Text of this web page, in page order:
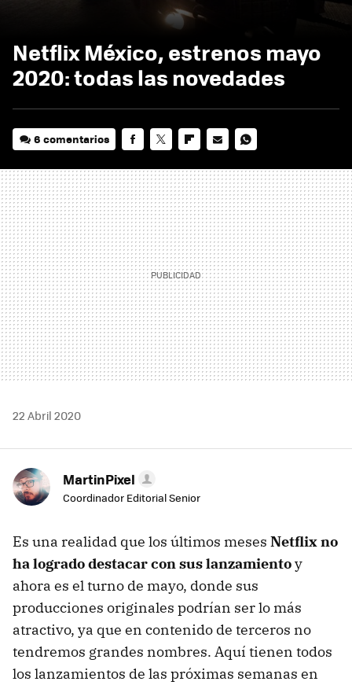
Netflix México, estrenos mayo
2020: todas las novedades
6 comentarios
MAIL
22 Abril 2020
MartinPixel
Coordinador Editorial Senior
Es una realidad que los últimos meses Netflix no
ha logrado destacar con sus lanzamientoy
ahora es el turno de mayo, donde sus
producciones originales podrían ser lo más
atractivo, ya que en contenido de terceros no
tendremos grandes nombres. Aquí tienen todos
los lanzamientos de las próximas semanas en